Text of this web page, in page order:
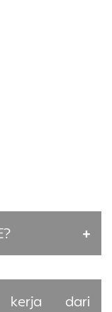
kerja dari